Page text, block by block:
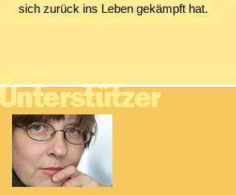
sich zurück ins Leben gekämpft hat.